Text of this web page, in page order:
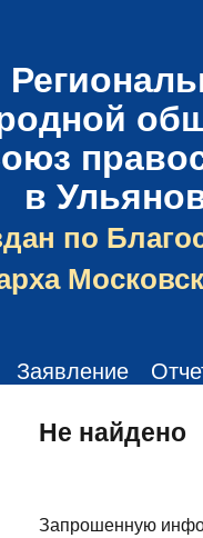
в
по
Заявление
Не найдено
Запрошенную